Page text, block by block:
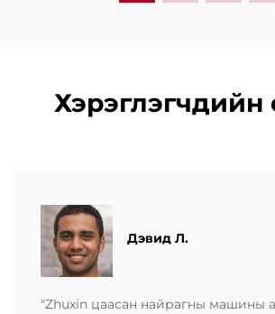
Хэрэглэгчдийн
Дэвид Л.
"Zhuxin цаасан найрагны машины